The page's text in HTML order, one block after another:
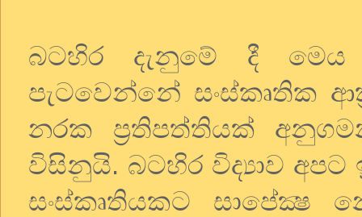
බටහිර දැනුමේ දී
පැටවෙන්නේ සංස්කෘතික
නරක ප්‍රතිපත්තියක්
විසිනුයි. බටහිර විද්‍යාව
සංස්කෘතියකට සාපේක්‍ෂ